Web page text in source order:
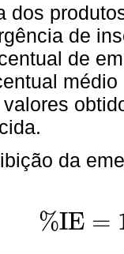
dos
de
de
da
%IE =
%IE= 100- 100× %